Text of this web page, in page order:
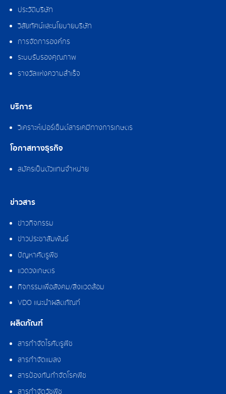
ประวัติบริษัท
วิสัยทัศน์และนโยบายบริษัท
การจัดการองค์กร
ระบบรับรองคุณภาพ
รางวัลแห่งความสำเร็จ
บริการ
วิเคราะห์เปอร์เซ็นต์สารเคมีทางการเกษตร
โอกาสทางธุรกิจ
สมัครเป็นตัวแทนจำหน่าย
ข่าวสาร
ข่าวกิจกรรม
ข่าวประชาสัมพันธ์
ปัญหาศัตรูพืช
แวดวงเกษตร
กิจกรรมเพื่อสังคม/สิ่งแวดล้อม
VDO แนะนำผลิตภัณฑ์
ผลิตภัณฑ์
สารกำจัดไรศัตรูพืช
สารกำจัดแมลง
สารป้องกันกำจัดโรคพืช
สารกำจัดวัชพืช